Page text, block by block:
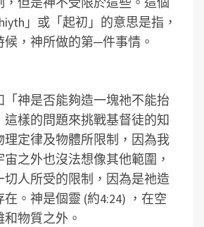
」或「起初」的意思是指，
，神所做的第─件事情。
「神是否能夠造一塊祂不能抬
樣的問題來挑戰基督徒的知
理定律及物體所限制，因為我
之外也沒法想像其他範圍，
人所受的限制，因為是祂造
。神是個靈 (約4:24) ，在空
物質之外。